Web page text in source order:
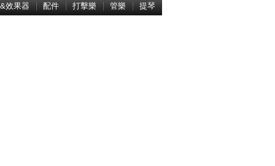
效果器 配件 打擊樂 管樂 提琴